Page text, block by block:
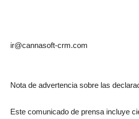
ir@cannasoft-crm.com
Nota de advertencia sobre las
Este comunicado de prensa incluye